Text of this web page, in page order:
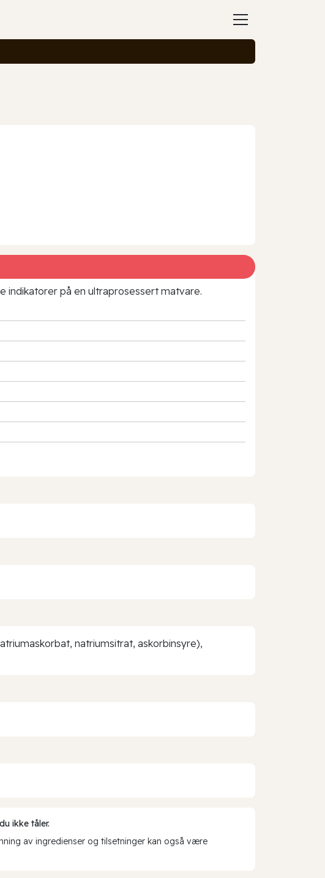
indikatorer på en ultraprosessert matvare.
natriumsitrat, askorbinsyre),
ikke tåler.
av ingredienser og tilsetninger kan også være